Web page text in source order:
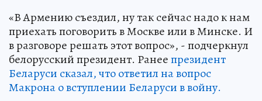
«В Армению съездил, ну так сейчас надо к нам
приехать поговорить в Москве или в Минске. И
в разговоре решать этот вопрос», - подчеркнул
белорусский президент. Ранеепрезидент
Беларуси сказал, что ответил на вопрос
Макрона о вступлении Беларуси в войну.